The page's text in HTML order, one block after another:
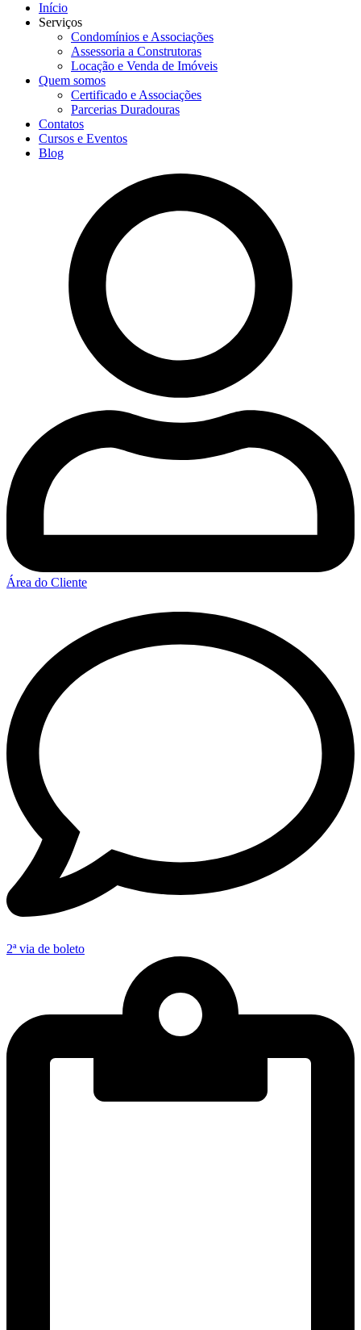
Início
Serviços
Condomínios e Associações
Assessoria a Construtoras
Locação e Venda de Imóveis
Quem somos
Certificado e Associações
Parcerias Duradouras
Contatos
Cursos e Eventos
Blog
Área do Cliente
2ª via de boleto